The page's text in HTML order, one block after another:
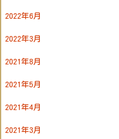
2022年6月
2022年3月
2021年8月
2021年5月
2021年4月
2021年3月